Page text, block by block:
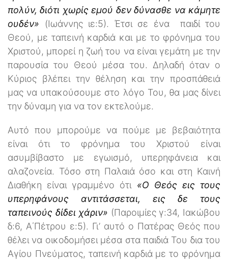
πολύν, διότι χωρίς εμού δεν δύνασθε να κάμητε
ουδέν» (Ιωάννης ιε:5). Έτσι σε ένα παιδί του
Θεού, με ταπεινή καρδιά και με το φρόνημα του
Χριστού, μπορεί η ζωή του να είναι γεμάτη με την
παρουσία του Θεού μέσα του. Δηλαδή όταν ο
Κύριος βλέπει την θέληση και την προσπάθειά
μας να υπακούσουμε στο λόγο Του, θα μας δίνει
την δύναμη για να τον εκτελούμε.
Αυτό που μπορούμε να πούμε με βεβαιότητα
είναι ότι το φρόνημα του Χριστού είναι
ασυμβίβαστο με εγωισμό, υπερηφάνεια και
αλαζονεία. Τόσο στη Παλαιά όσο και στη Καινή
Διαθήκη είναι γραμμένο ότι «Ο Θεός εις τους
υπερηφάνους αντιτάσσεται, εις δε τους
ταπεινούς δίδει χάριν» (Παροιμίες γ:34, Ιακώβου
δ:6, Α΄Πέτρου ε:5). Γι’ αυτό ο Πατέρας Θεός που
θέλει να οικοδομήσει μέσα στα παιδιά Του δια του
Αγίου Πνεύματος, ταπεινή καρδιά με το φρόνημα